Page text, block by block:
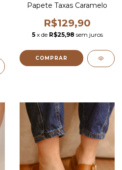
Papete Taxas Caramelo
R$129,90
5 x de R$25,98 sem juros
COMPRAR